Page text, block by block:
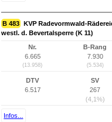
B 483 KVP Radevormwald-
westl. d. Bevertalsperre (K 11)
Nr.
6.665
(13.958)
B-Rang
7.930
(5.534)
DTV
6.517
SV
267
(4,1%)
Infos...